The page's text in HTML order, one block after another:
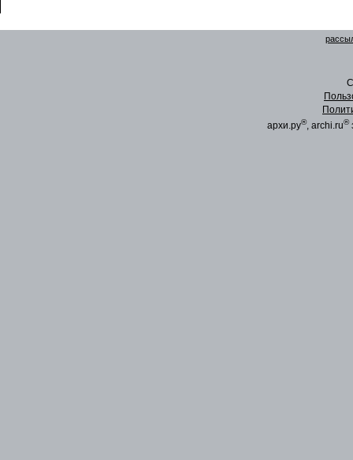
архи.ру®, archi.ru®